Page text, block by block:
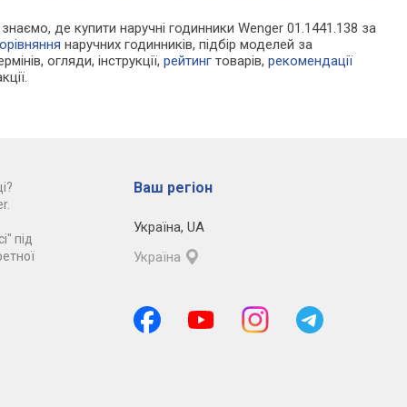
де купити наручні годинники Wenger 01.1441.138 за
наручних годинників, підбір моделей за
огляди, інструкції,рейтинг товарів,рекомендації
під
Ваш регіон
Україна, UA
Україна